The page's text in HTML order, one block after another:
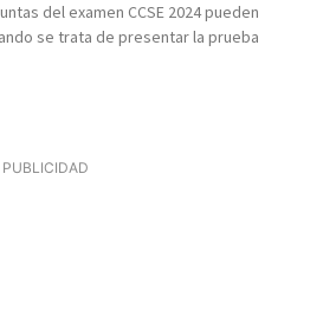
del examen CCSE 2024 pueden
se trata de presentar la prueba
PUBLICIDAD